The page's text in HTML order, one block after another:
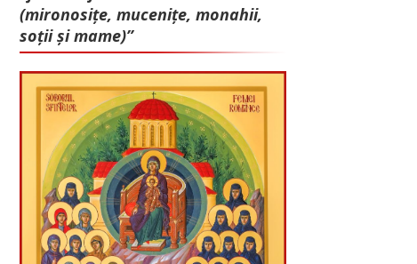
(mironosițe, mu­cenițe, monahii,
soții și mame)”